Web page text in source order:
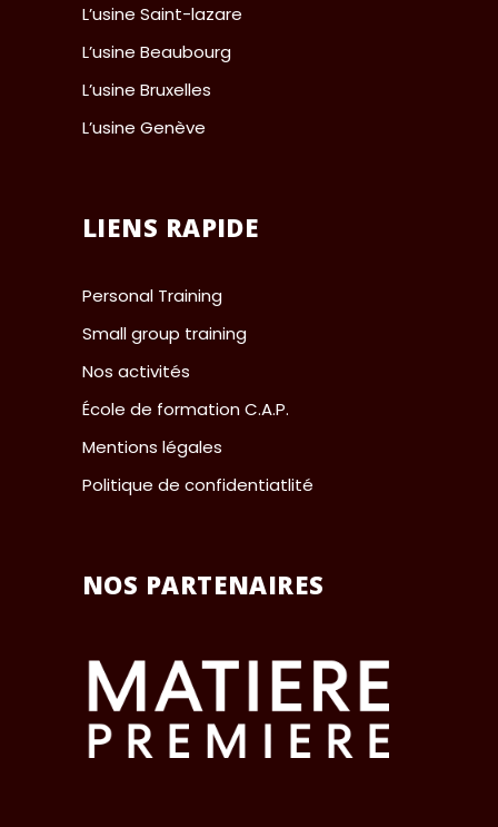
L’usine Saint-lazare
L’usine Beaubourg
L’usine Bruxelles
L’usine Genève
LIENS RAPIDE
Personal Training
Small group training
Nos activités
École de formation C.A.P.
Mentions légales
Politique de confidentiatlité
NOS PARTENAIRES